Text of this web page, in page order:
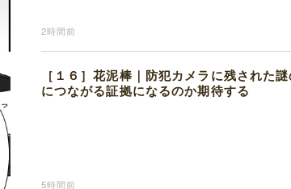
2時間前
［１６］花泥棒｜防犯カメラに残された
につながる証拠になるのか期待する
5時間前